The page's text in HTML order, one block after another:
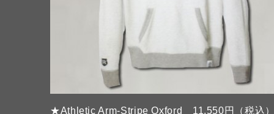
★Athletic Arm-Stripe Oxford 11,550円（税込